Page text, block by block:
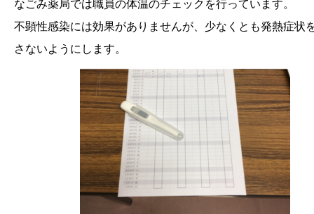
なごみ薬局では職員の体温のチェックを行っています。
不顕性感染には効果がありませんが、少なくとも発熱症状
さないようにします。